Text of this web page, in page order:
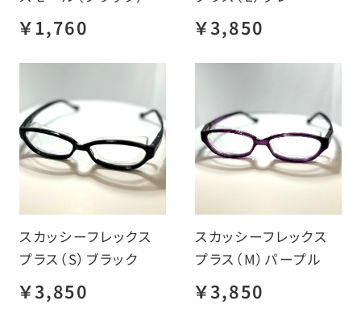
￥1,760 ￥3,850
スカッシーフレックス
プラス（S）ブラック
￥3,850
スカッシーフレックス
プラス（M）パープル
￥3,850